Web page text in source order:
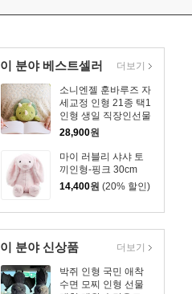
이 분야 베스트셀러
소니엔젤 훈바루즈 자
세교정 인형 21종 택1
인형 생일 직장인선물
28,900원
마이 러블리 샤샤 토
끼인형-핑크 30cm
14,400원 (20% 할인)
더보기
이 분야 신상품
박쥐 인형 국민 애착
수면 모찌 인형 선물
더보기